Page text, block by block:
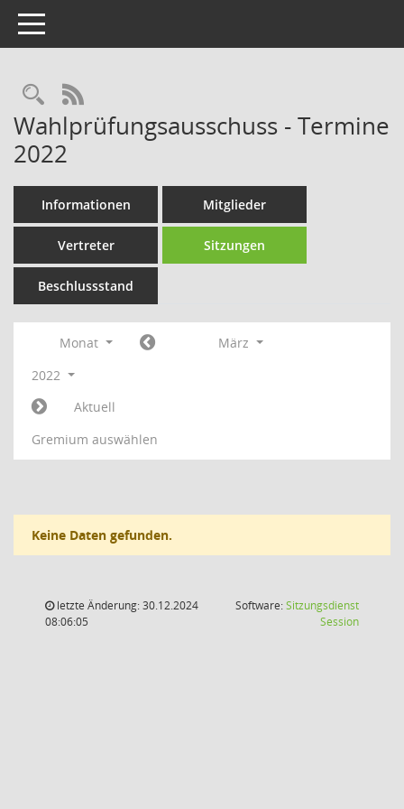
Toggle navigation
Rechercheauswahl
RSS-Feed
Wahlprüfungsausschuss - Termine
2022
Informationen Mitglieder
Vertreter Sitzungen
Beschlussstand
Monat
März
2022
Aktuell
Gremium auswählen
Keine Daten gefunden.
letzte Änderung: 30.12.2024
08:06:05
Software:Sitzungsdienst
Session(Wird in